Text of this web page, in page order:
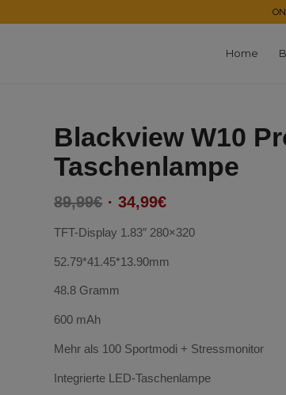
Home
Blackview W10
Taschenlampe
89,99€ Ursprünglicher
war:
89,99€
34,99€Aktueller
ist:
34,99€.
TFT-Display 1.83″ 280×320
52.79*41.45*13.90mm
48.8 Gramm
600 mAh
Mehr als 100 Sportmodi + Stressmonitor
Integrierte LED-Taschenlampe